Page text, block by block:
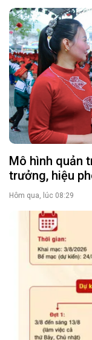
Mô hình quản
trưởng, hiệu
Hôm qua, lúc 08:29